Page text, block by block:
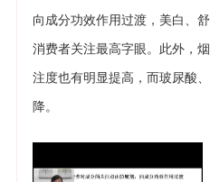
向成分功效作用过渡，美白、
消费者关注最高字眼。此外，
注度也有明显提高，而玻尿酸
降。